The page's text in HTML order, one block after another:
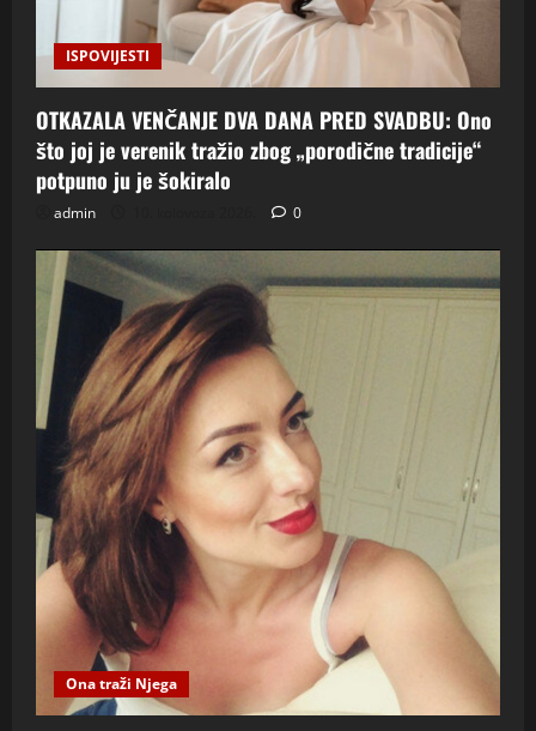
ISPOVIJESTI
OTKAZALA VENČANJE DVA DANA PRED SVADBU: Ono
što joj je verenik tražio zbog „porodične tradicije“
potpuno ju je šokiralo
admin 0
Ona traži Njega